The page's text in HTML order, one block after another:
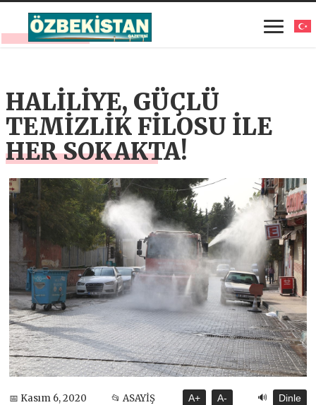
HALİLİYE, GÜÇLÜ
TEMİZLİK FİLOSU İLE
HER SOKAKTA!
📅 Kasım 6, 2020 📂 ASAYİŞ A+ A- 🔊 Dinle